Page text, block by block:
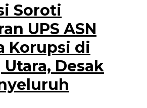
Soroti
UPS ASN
Korupsi di
Desak